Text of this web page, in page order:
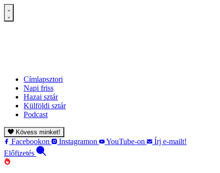
Címlapsztori
Napi friss
Hazai sztár
Külföldi sztár
Podcast
Kövess minket!
Facebookon Instagramon YouTube-on
Írj e-mailt!
Előfizetés